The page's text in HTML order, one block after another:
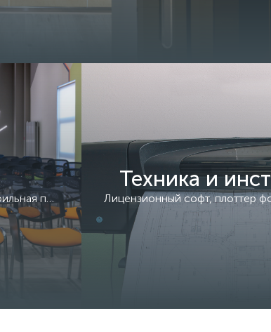
Мастер-классы по дизайну, свежая профильная пресса
Техника и